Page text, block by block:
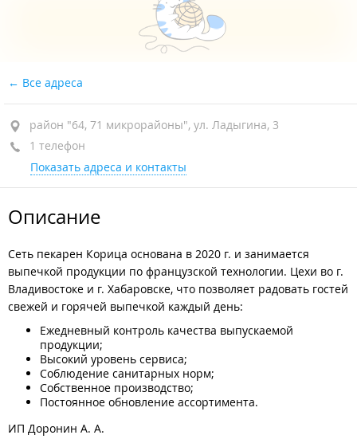
Все адреса
район "64, 71 микрорайоны", ул. Ладыгина, 3
1 телефон
Показать адреса и контакты
Описание
Сеть пекарен Корица основана в 2020 г. и занимается
выпечкой продукции по французской технологии. Цехи во г.
Владивостоке и г. Хабаровске, что позволяет радовать гостей
свежей и горячей выпечкой каждый день:
Ежедневный контроль качества выпускаемой
продукции;
Высокий уровень сервиса;
Соблюдение санитарных норм;
Собственное производство;
Постоянное обновление ассортимента.
ИП Доронин А. А.